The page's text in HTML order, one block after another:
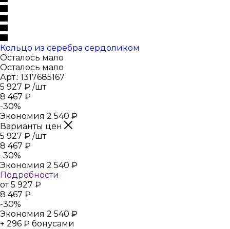
Кольцо из серебра сердоликом
Осталось мало
Осталось мало
Арт.: 1317685167
5 927 ₽ /шт
8 467 ₽
-30%
Экономия 2 540 ₽
Варианты цен
5 927 ₽ /шт
8 467 ₽
-30%
Экономия 2 540 ₽
Подробности
от5 927 ₽
8 467 ₽
-30%
Экономия 2 540 ₽
+ 296 ₽ бонусами